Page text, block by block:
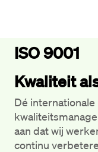
ISO 9001
Kwaliteit
Dé
aan dat wij
continu